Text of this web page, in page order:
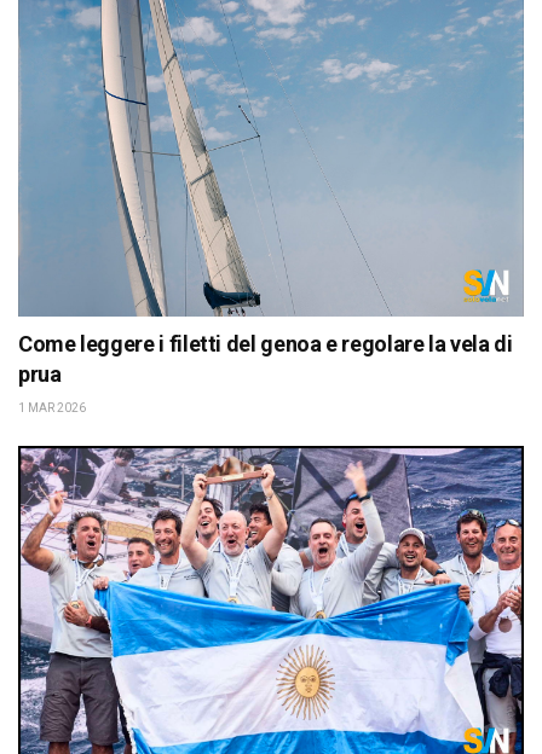
Come leggere i filetti del genoa e regolare la vela di
prua
1 MAR 2026